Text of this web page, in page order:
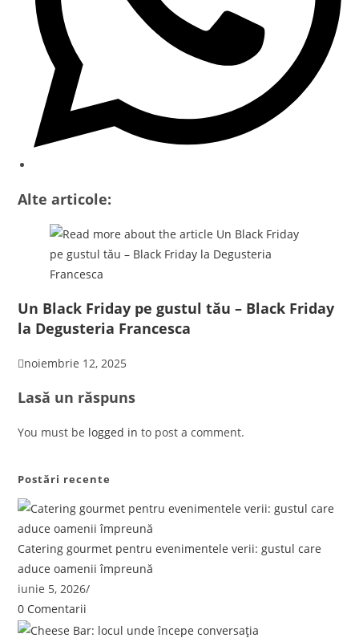
Alte articole:
Un Black Friday pe gustul tău – Black Friday
la Degusteria Francesca
noiembrie 12, 2025
Lasă un răspuns
You must be logged in to post a comment.
Postări recente
Catering gourmet pentru evenimentele verii: gustul care
aduce oamenii împreună
iunie 5, 2026/
0 Comentarii